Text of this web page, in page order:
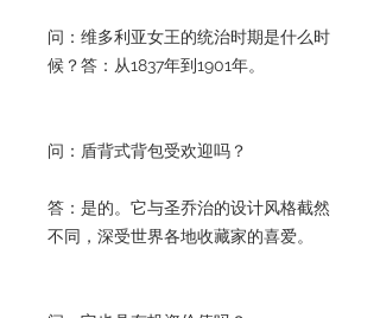
问：维多利亚女王的统治时期是什么时
候？答：从1837年到1901年。
问：盾背式背包受欢迎吗？
答：是的。它与圣乔治的设计风格截然
不同，深受世界各地收藏家的喜爱。